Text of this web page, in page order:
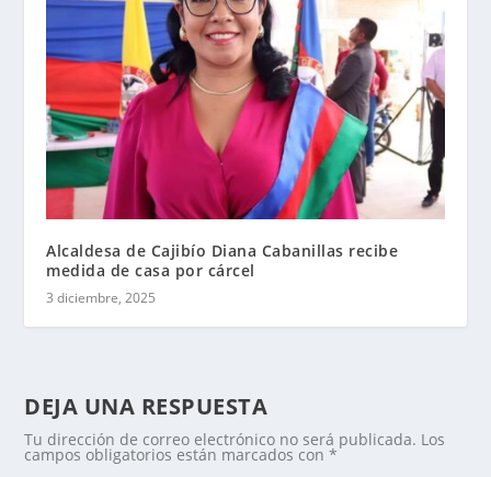
Alcaldesa de Cajibío Diana Cabanillas recibe
medida de casa por cárcel
3 diciembre, 2025
DEJA UNA RESPUESTA
Tu dirección de correo electrónico no será publicada. Los
campos obligatorios están marcados con*